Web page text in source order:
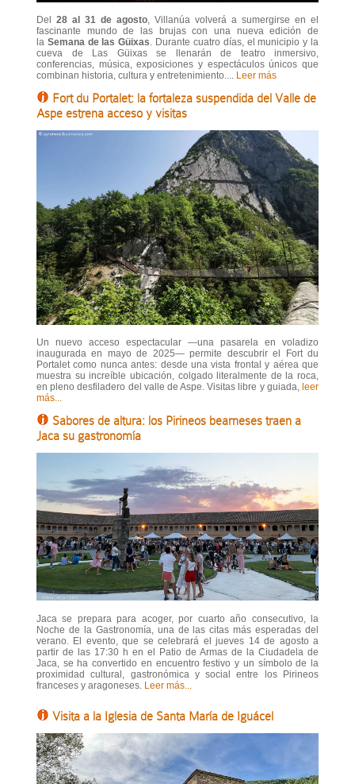
Del 28 al 31 de agosto, Villanúa volverá a sumergirse en el
fascinante mundo de las brujas con una nueva edición de
la Semana de las Güixas. Durante cuatro días, el municipio y la
cueva de Las Güixas se llenarán de teatro inmersivo,
conferencias, música, exposiciones y espectáculos únicos que
combinan historia, cultura y entretenimiento.... Leer más
Fort du Portalet: la fortaleza suspendida del Valle de
Aspe estrena acceso y visitas
Un nuevo acceso espectacular —una pasarela en voladizo
inaugurada en mayo de 2025— permite descubrir el Fort du
Portalet como nunca antes: desde una vista frontal y aérea que
muestra su increíble ubicación, colgado literalmente de la roca,
en pleno desfiladero del valle de Aspe. Visitas libre y guiada, leer
más...
Sabores de altura: los Pirineos bearneses traen a
Jaca su gastronomía
Jaca se prepara para acoger, por cuarto año consecutivo, la
Noche de la Gastronomía, una de las citas más esperadas del
verano. El evento, que se celebrará el jueves 14 de agosto a
partir de las 17:30 h en el Patio de Armas de la Ciudadela de
Jaca, se ha convertido en encuentro festivo y un símbolo de la
proximidad cultural, gastronómica y social entre los Pirineos
franceses y aragoneses. Leer más...
Visita a la Iglesia de Santa María de Iguácel